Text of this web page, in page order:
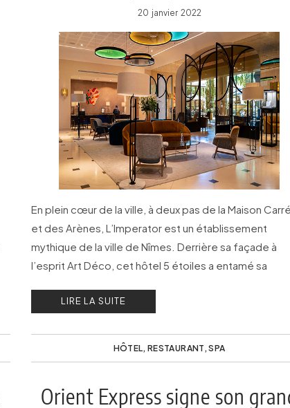
20 janvier 2022
En plein cœur de la ville, à deux pas de la Maison
et des Arènes, L’Imperator est un établissement
mythique de la ville de Nîmes. Derrière sa façade à
l’esprit Art Déco, cet hôtel 5 étoiles a entamé sa
LIRE LA SUITE
HÔTEL,RESTAURANT,SPA
Orient Express signe son